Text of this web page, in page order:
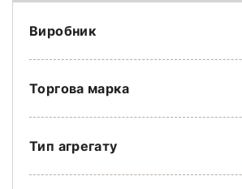
Виробник
Торгова марка
Тип агрегату